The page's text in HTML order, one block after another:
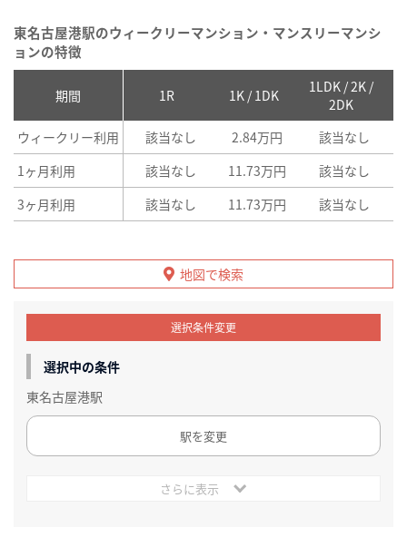
東名古屋港駅のウィークリーマンション・マンスリーマンシ
ョンの特徴
期間 1R 1K / 1DK
1LDK / 2K /
2DK
ウィークリー利用 該当なし 2.84万円 該当なし
1ヶ月利用
該当なし 11.73万円 該当なし
3ヶ月利用
該当なし 11.73万円 該当なし
地図で検索
選択条件変更
選択中の条件
東名古屋港駅
駅を変更
さらに表示